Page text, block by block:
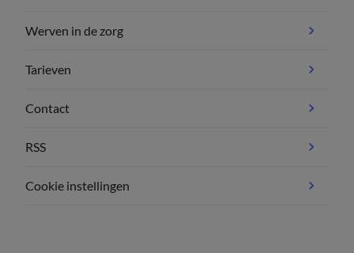
Werven in de zorg
Tarieven
Contact
RSS
Cookie instellingen